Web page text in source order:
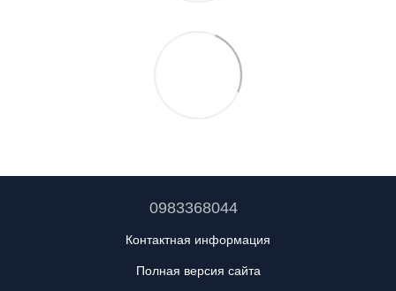
0983368044
Контактная информация
Полная версия сайта